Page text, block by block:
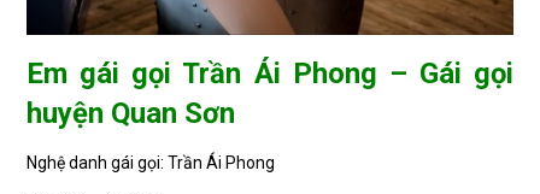
Em gái gọi Trần Ái Phong – Gái gọi
huyện Quan Sơn
Nghệ danh gái gọi: Trần Ái Phong